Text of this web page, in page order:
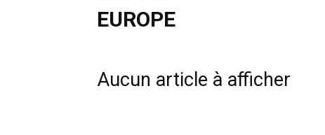
EUROPE
Aucun article à afficher